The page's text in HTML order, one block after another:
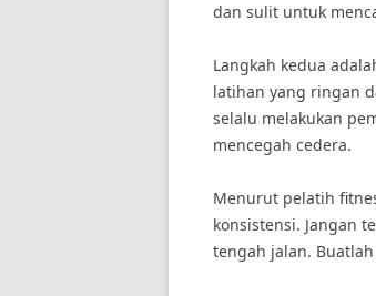
dan sulit untuk
Langkah kedua
latihan yang ringan
selalu melakukan
mencegah cedera.
Menurut pelatih
konsistensi. Jangan
tengah jalan.